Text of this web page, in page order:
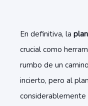
En definitiva, la
crucial como
rumbo de un
incierto, pero al